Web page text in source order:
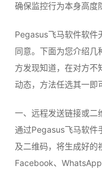
确保监控行为本身高度
Pegasus飞马软件软件
同意。下面为您介绍几
方发现知道，在对方不
动态，方法任选其一即
一、远程发送链接或二
通过Pegasus飞马软件
及二维码，将生成好的
Facebook、